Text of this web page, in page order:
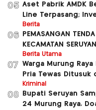
05 Aset Pabrik AMDK
Line Terpasang;
Berita
06
PEMASANGAN
KECAMATAN
Berita Utama
07 Warga Murung
Pria Tewas Ditusuk
Kriminal
08
Bupati Seruyan
24 Murung Raya,